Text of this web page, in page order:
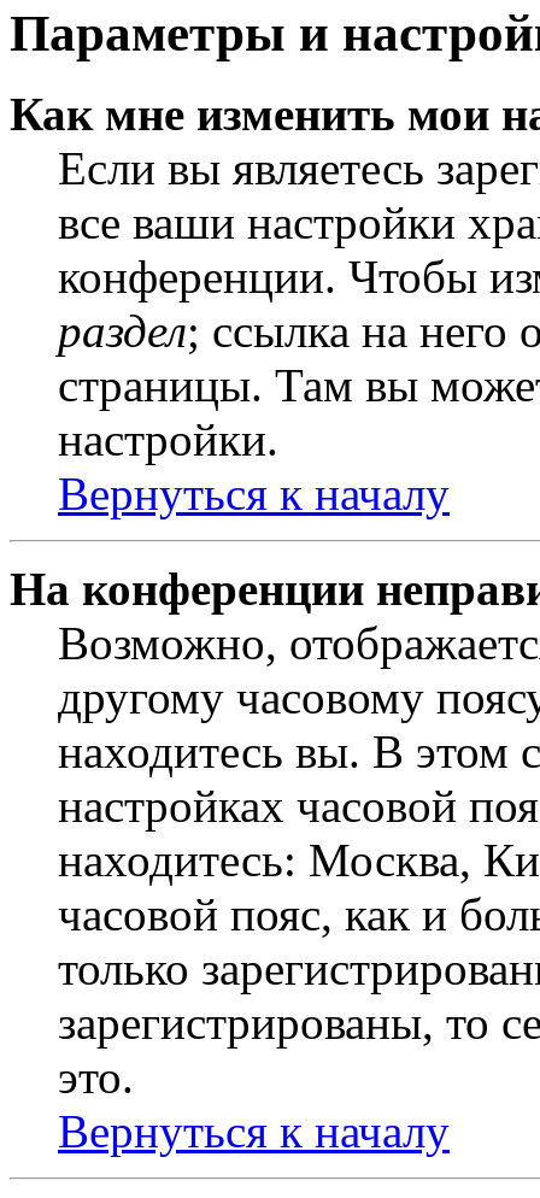
Параметры и
Как мне изменить мои
Если вы являетесь
все ваши настройки
конференции. Чтобы
раздел; ссылка на него
страницы. Там вы
настройки.
Вернуться к началу
На конференции
Возможно,
другому часовому
находитесь вы. В этом
настройках часовой
находитесь: Москва,
часовой пояс, как и
только
зарегистрированы, то
это.
Вернуться к началу